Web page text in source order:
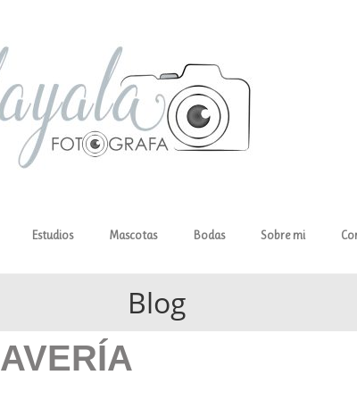
Estudios Mascotas Bodas Sobre mi
Blog
AVERÍA